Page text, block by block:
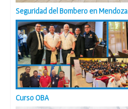
Seguridad del Bombero en Mendoza
Curso OBA